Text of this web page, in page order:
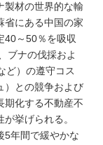
製材の世界的な輸
省にある中国の家
40～50％を吸収
ブナの伐採およ
ど）の遵守コス
）との競争および
期化する不動産不
挙げられる。
5年間で緩やかな